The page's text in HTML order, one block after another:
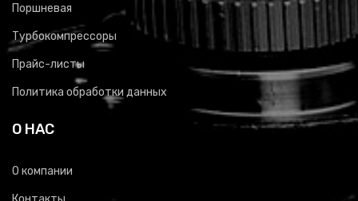
Поршневая
Турбокомпрессоры
Прайс-листы
Политика обработки данных
О НАС
О компании